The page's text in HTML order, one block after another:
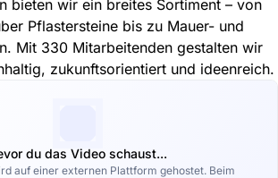
bieten wir ein breites Sortiment – von
Pflastersteine bis zu Mauer- und
Mit 330 Mitarbeitenden gestalten wir
zukunftsorientiert und ideenreich.
du das Video schaust...
auf einer externen Plattform gehostet. Beim